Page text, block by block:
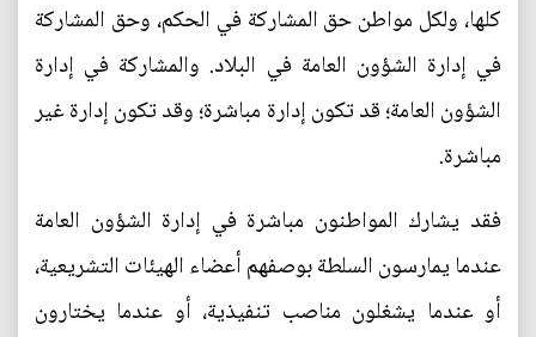
كلها، ولكل مواطن حق المشاركة في الحكم، وحق المشاركة
في إدارة الشؤون العامة في البلاد. والمشاركة في إدارة
الشؤون العامة؛ قد تكون إدارة مباشرة؛ وقد تكون إدارة غير
مباشرة.
فقد يشارك المواطنون مباشرة في إدارة الشؤون العامة
عندما يمارسون السلطة بوصفهم أعضاء الهيئات التشريعية،
أو عندما يشغلون مناصب تنفيذية، أو عندما يختارون